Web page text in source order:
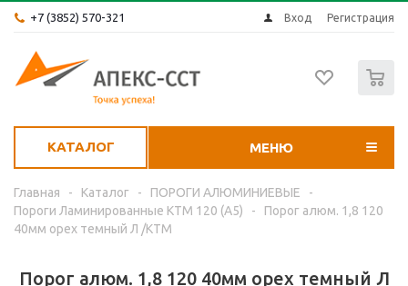
+7 (3852) 570-321 Вход Регистрация
КАТАЛОГ МЕНЮ
Главная - Каталог - ПОРОГИ АЛЮМИНИЕВЫЕ
-
Пороги Ламинированные КТМ 120 (А5)
-
Порог алюм. 1,8 120
40мм орех темный Л /КТМ
Порог алюм. 1,8 120 40мм орех темный Л